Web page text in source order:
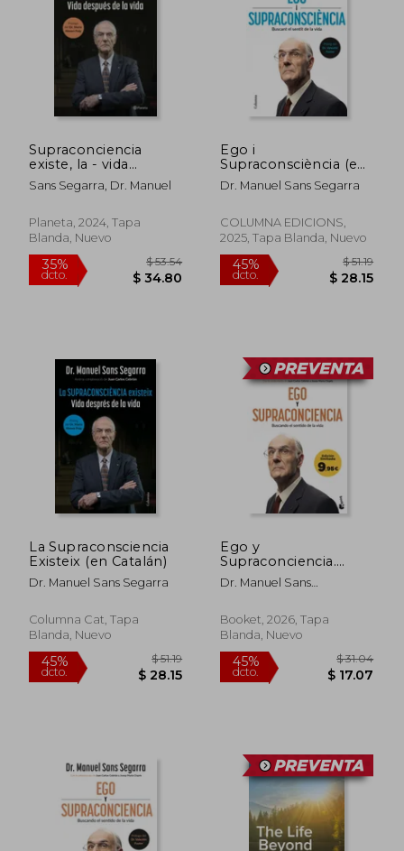
40%
dcto.
45%
dcto. $
Supraconciencia
existe, la - vida
despues de la vi
Sans Segarra, Dr. Manuel
Planeta, 2024, Tapa
Blanda, Nuevo
35%
dcto.
$ 53.54
$ 34.80
Ego i
Supraconsciència (en
Catalán)
Dr. Manuel Sans Segarra
COLUMNA EDICIONS,
2025, Tapa Blanda, Nuevo
45%
dcto. $
La Supraconsciencia
Existeix (en Catalán)
Dr. Manuel Sans Segarra
Columna Cat, Tapa
Blanda, Nuevo
Ego y
Supraconciencia.
Edición limitada a
precio especial
Dr. Manuel Sans
Cebrián;Josep Maria
Clopés
Booket, 2026, Tapa
Blanda, Nuevo